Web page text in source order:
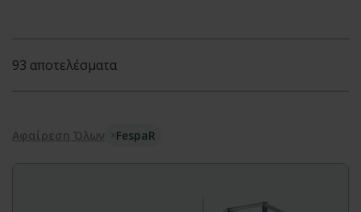
93 αποτελέσματα
Αφαίρεση Όλων FespaR